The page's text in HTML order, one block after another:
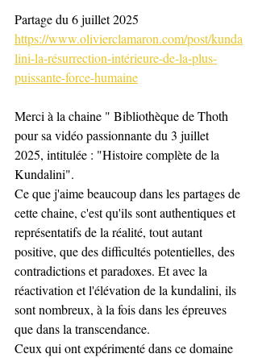
Partage du 6 juillet 2025
https://www.olivierclamaron.com/post/kunda
lini-la-résurrection-intérieure-de-la-plus-
puissante-force-humaine
Merci à la chaine " Bibliothèque de Thoth
pour sa vidéo passionnante du 3 juillet
2025, intitulée : "Histoire complète de la
Kundalini".
Ce que j'aime beaucoup dans les partages de
cette chaine, c'est qu'ils sont authentiques et
représentatifs de la réalité, tout autant
positive, que des difficultés potentielles, des
contradictions et paradoxes. Et avec la
réactivation et l'élévation de la kundalini, ils
sont nombreux, à la fois dans les épreuves
que dans la transcendance.
Ceux qui ont expérimenté dans ce domaine